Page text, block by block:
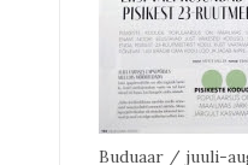
Buduaar / juuli-